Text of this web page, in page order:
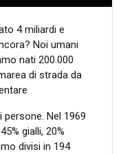
4 miliardi e
Noi umani
nati 200.000
di strada da
Nel 1969
gialli, 20%
divisi in 194